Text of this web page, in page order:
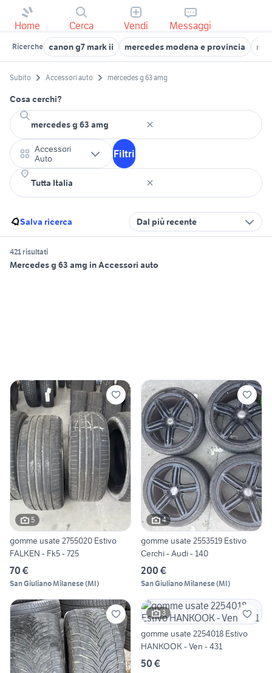
Home Cerca Vendi Messaggi
Ricerche canon g7 mark ii mercedes modena e provincia
Subito Accessori auto mercedes g 63 amg
Cosa cerchi?
Accessori
Auto
Filtri
Salva ricerca Dal più recente
421 risultati
Mercedes g 63 amg in Accessori auto
5
gomme usate 2755020 Estivo
FALKEN - Fk5 - 725
70 €
San Giuliano Milanese(MI)
4
gomme usate 2553519 Estivo
Cerchi - Audi - 140
200 €
San Giuliano Milanese(MI)
3
gomme usate 2254018 Estivo
HANKOOK - Ven - 431
50 €